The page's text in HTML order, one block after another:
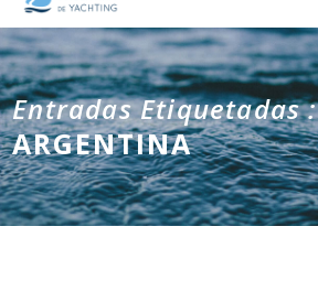
Entradas Etiquetadas :
ARGENTINA